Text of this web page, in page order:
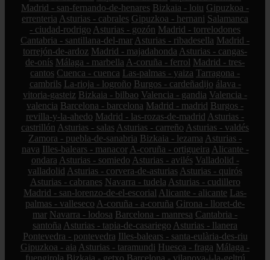
Madrid - san-fernando-de-henares Bizkaia - loiu Gipuzkoa -
errenteria Asturias - cabrales Gipuzkoa - hernani Salamanca
- ciudad-rodrigo Asturias - gozón Madrid - torrelodones
Cantabria - santillana-del-mar Asturias - ribadesella Madrid -
torrejón-de-ardoz Madrid - majadahonda Asturias - cangas-
de-onís Málaga - marbella A-coruña - ferrol Madrid - tres-
cantos Cuenca - cuenca Las-palmas - yaiza Tarragona -
cambrils La-rioja - logroño Burgos - cardeñadijo álava -
vitoria-gasteiz Bizkaia - bilbao Valencia - gandia Valencia -
valencia Barcelona - barcelona Madrid - madrid Burgos -
revilla-y-la-ahedo Madrid - las-rozas-de-madrid Asturias -
castrillón Asturias - salas Asturias - carreño Asturias - valdés
Zamora - puebla-de-sanabria Bizkaia - lezama Asturias -
nava Illes-balears - manacor A-coruña - ortigueira Alicante -
ondara Asturias - somiedo Asturias - avilés Valladolid -
valladolid Asturias - corvera-de-asturias Asturias - quirós
Asturias - cabranes Navarra - tudela Asturias - cudillero
Madrid - san-lorenzo-de-el-escorial Alicante - alicante Las-
palmas - valleseco A-coruña - a-coruña Girona - lloret-de-
mar Navarra - lodosa Barcelona - manresa Cantabria -
santoña Asturias - tapia-de-casariego Asturias - llanera
Pontevedra - pontevedra Illes-balears - santa-eulària-des-riu
Gipuzkoa - aia Asturias - taramundi Huesca - fraga Málaga -
fuengirola Bizkaia - getxo Barcelona - vilanova-i-la-geltrú